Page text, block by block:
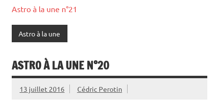
Astro à la une n°21
Astro à la une
ASTRO À LA UNE N°20
13 juillet 2016 Cédric Perotin